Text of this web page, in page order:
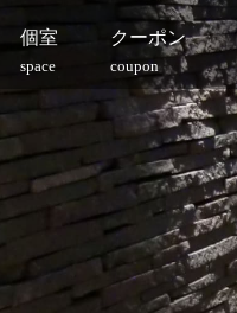
個室
space
クーポン
coupon